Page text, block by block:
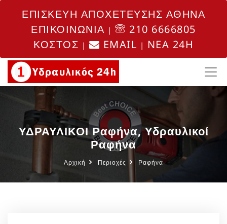
ΕΠΙΣΚΕΥΗ ΑΠΟΧΕΤΕΥΣΗΣ ΑΘΗΝΑ
ΕΠΙΚΟΙΝΩΝΙΑ |
210 6666805
ΚΟΣΤΟΣ | EMAIL | NEA 24H
ΥΔΡΑΥΛΙΚΟΙ Ραφήνα, Υδραυλικοί
Ραφήνα
Αρχική Περιοχές Ραφήνα